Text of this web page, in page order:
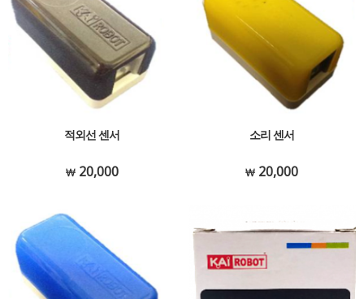
적외선 센서
20,000
소리 센서
20,000